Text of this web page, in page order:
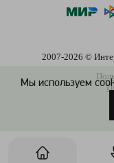
Мы используем
2007-2026 ©